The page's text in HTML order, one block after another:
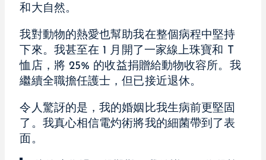
和大自然。
我對動物的熱愛也幫助我在整個病程中堅持
下來。我甚至在 1 月開了一家線上珠寶和 T
恤店，將 25% 的收益捐贈給動物收容所。我
繼續全職擔任護士，但已接近退休。
令人驚訝的是，我的婚姻比我生病前更堅固
了。我真心相信電灼術將我的細菌帶到了表
面。